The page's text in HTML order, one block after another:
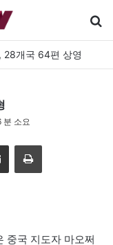
28개국 64편 상영
분 소요
이메일
중국 지도자 마오쩌